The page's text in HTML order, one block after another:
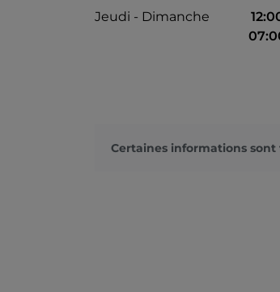
Jeudi - Dimanche
Certaines informations sont